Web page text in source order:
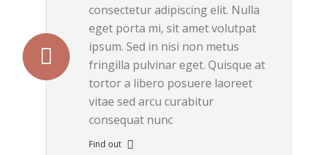
consectetur adipiscing elit. Nulla
eget porta mi, sit amet volutpat
ipsum. Sed in nisi non metus
fringilla pulvinar eget. Quisque at
tortor a libero posuere laoreet
vitae sed arcu curabitur
consequat nunc
Find out